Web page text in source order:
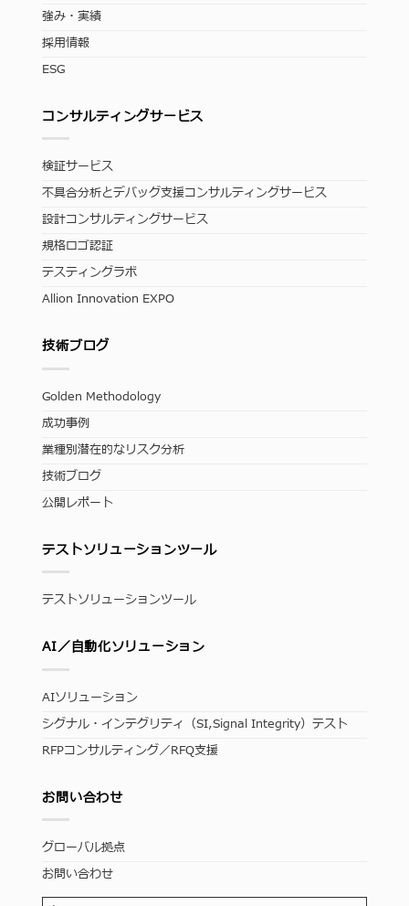
強み・実績
採用情報
ESG
コンサルティングサービス
検証サービス
不具合分析とデバッグ支援コンサルティングサービス
設計コンサルティングサービス
規格ロゴ認証
テスティングラボ
Allion Innovation EXPO
技術ブログ
Golden Methodology
成功事例
業種別潜在的なリスク分析
技術ブログ
公開レポート
テストソリューションツール
テストソリューションツール
AI／自動化ソリューション
AIソリューション
シグナル・インテグリティ（SI,Signal Integrity）テスト
RFPコンサルティング／RFQ支援
お問い合わせ
グローバル拠点
お問い合わせ